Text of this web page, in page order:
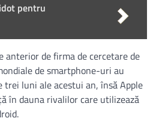
pentru
de firma de cercetare de
de smartphone-uri au
trei luni ale acestui an, însă Apple
în dauna rivalilor care utilizează